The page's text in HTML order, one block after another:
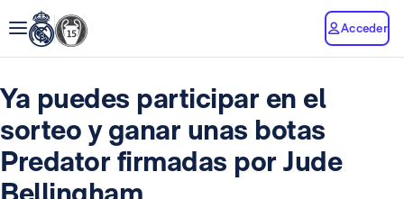
Acceder
Ya puedes participar en el
sorteo y ganar unas botas
Predator firmadas por Jude
Bellingham